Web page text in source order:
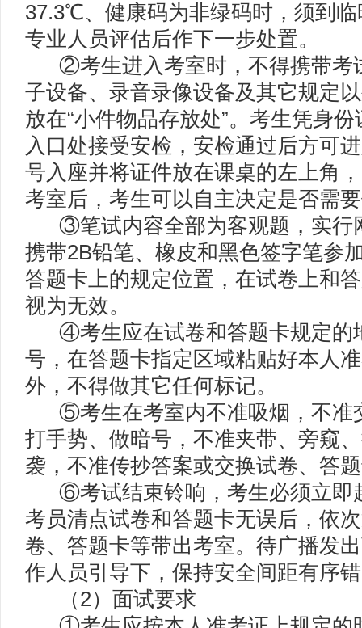
37.3℃、健康码为非绿码时，须到
专业人员评估后作下一步处置。
②考生进入考室时，不得携带考
子设备、录音录像设备及其它规定
放在“小件物品存放处”。考生凭身
入口处接受安检，安检通过后方可
号入座并将证件放在课桌的左上角
考室后，考生可以自主决定是否需
③笔试内容全部为客观题，实行
携带2B铅笔、橡皮和黑色签字笔参
答题卡上的规定位置，在试卷上和
视为无效。
④考生应在试卷和答题卡规定的
号，在答题卡指定区域粘贴好本人
外，不得做其它任何标记。
⑤考生在考室内不准吸烟，不准
打手势、做暗号，不准夹带、旁窥
袭，不准传抄答案或交换试卷、答
⑥考试结束铃响，考生必须立即
考员清点试卷和答题卡无误后，依
卷、答题卡等带出考室。待广播发
作人员引导下，保持安全间距有序
（2）面试要求